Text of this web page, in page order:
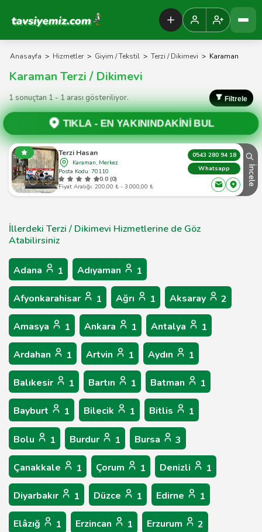
Tavsiyemiz Anasayfa
Anasayfa > Hizmetler > Giyim / Tekstil > Terzi / Dikimevi > Karaman
Karaman Terzi / Dikimevi
1 sonuçtan 1 - 1 arası gösteriliyor. Filtrele
TIKLA -EN YAKININDAKİNİ BUL
Terzi Hasan
Karaman, Merkez
Posta Kodu: 70110
0.0 (0)
Fiyat Aralığı: 200,00 ₺ - 3.000,00 ₺
0543 280 94 18
Whatsapp
İncele
İllerdeki Terzi / Dikimevi Hizmetlerine de Göz
Atabilirsiniz
Adana 1 Adıyaman 1
Afyonkarahisar 1 Ağrı 1 Aksaray 2
Amasya 1 Ankara 1 Antalya 1
Ardahan 1 Artvin 1 Aydın 1
Balıkesir 1 Bartın 1 Batman 1
Bayburt 1 Bilecik 1 Bitlis 1
Bolu 1 Burdur 1 Bursa 3
Çanakkale 1 Çorum 1 Denizli 1
Diyarbakır 1 Düzce 1 Edirne 1
Elâzığ 1 Erzincan 1 Erzurum 2